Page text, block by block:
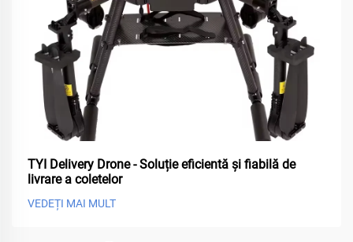
TYI Delivery Drone - Soluție eficientă și fiabilă de
livrare a coletelor
VEDEȚI MAI MULT